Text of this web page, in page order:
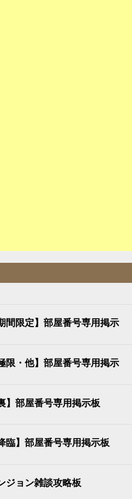
間限定】部屋番号専用掲示
限・他】部屋番号専用掲示
】部屋番号専用掲示板
臨】部屋番号専用掲示板
ジョン雑談攻略板